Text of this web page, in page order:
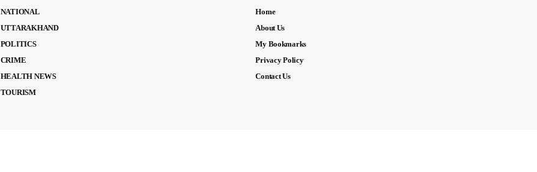
NATIONAL
UTTARAKHAND
POLITICS
CRIME
HEALTH NEWS
TOURISM
Home
About Us
My Bookmarks
Privacy Policy
Contact Us